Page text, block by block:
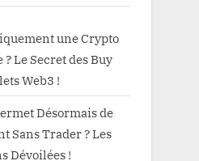
une Crypto
Le Secret des Buy
Web3 !
Désormais de
Sans Trader ? Les
Dévoilées !